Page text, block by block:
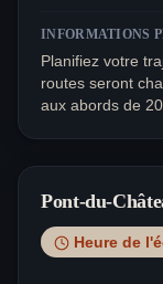
INFORMATIONS
Planifiez votre
routes seront
aux abords de
Pont-du-
Heure de